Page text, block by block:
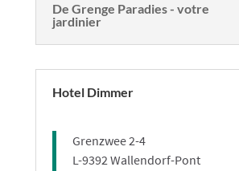
De Grenge Paradies - votre
jardinier
Hotel Dimmer
Grenzwee 2-4
L-9392 Wallendorf-Pont